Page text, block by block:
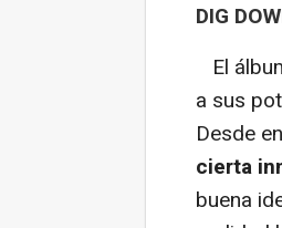
DIG
El
a sus
Desde
cierta
buena